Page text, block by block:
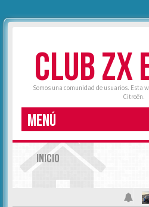
CLUB ZX
Somos una comunidad de usuarios. Esta
Citroën.
MENÚ
INICIO